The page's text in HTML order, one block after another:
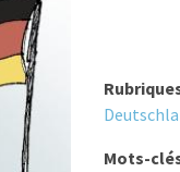
Mots-